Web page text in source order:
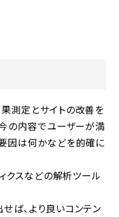
測定とサイトの改善を
の内容でユーザーが満
因は何かなどを的確に
スなどの解析ツール
ば、より良いコンテン